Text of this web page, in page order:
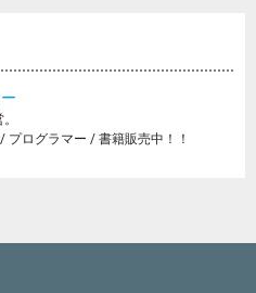
プログラマー / 書籍販売中！！